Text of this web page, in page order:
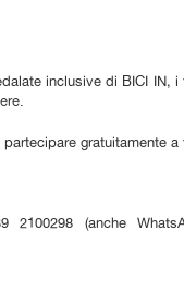
inclusive di BICI IN, i
gratuitamente a
2100298 (anche